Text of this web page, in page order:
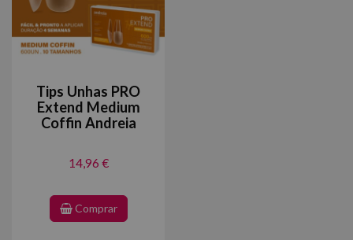
Tips Unhas PRO
Extend Medium
Coffin Andreia
14,96 €
Comprar